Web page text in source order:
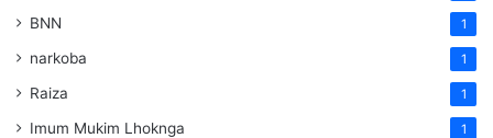
BNN 1
narkoba 1
Raiza 1
Imum Mukim Lhoknga 1